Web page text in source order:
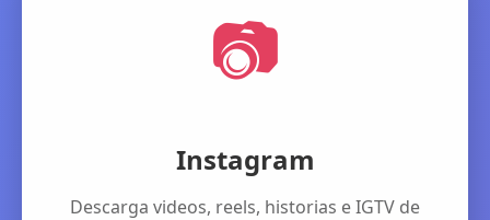
📷
Instagram
Descarga videos, reels, historias e IGTV de